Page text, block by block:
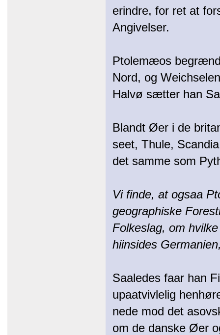
erindre, for ret at
Angivelser.
Ptolemæos
Nord, og
Halvø sætter han
Blandt Øer i de
seet, Thule,
det samme som
Vi finde, at ogsaa
geographiske
Folkeslag, om
hiinsides
Saaledes faar han
upaatvivlelig
nede mod det
om de danske Øer